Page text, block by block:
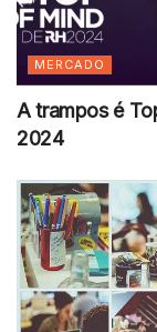
MERCADO
A trampos é
2024